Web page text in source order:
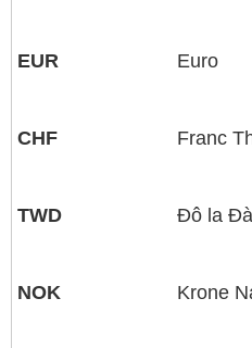
EUR Euro
CHF Franc
TWD Đô la
NOK Krone